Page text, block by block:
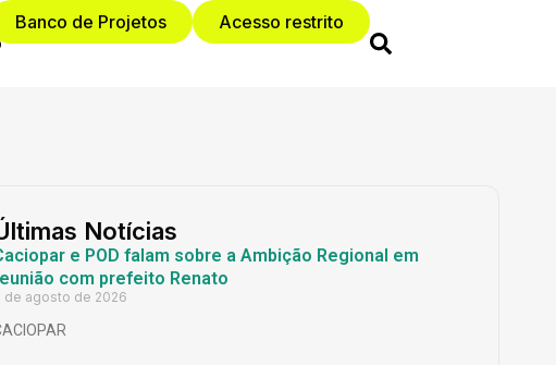
Banco de Projetos Acesso restrito
Notícias
e POD falam sobre a Ambição Regional em
com prefeito Renato
de agosto de 2026